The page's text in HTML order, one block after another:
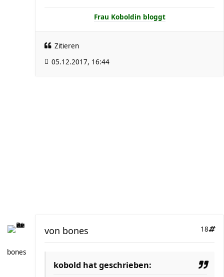
Frau Koboldin bloggt
Zitieren
05.12.2017, 16:44
bones
18
von bones
kobold hat geschrieben: